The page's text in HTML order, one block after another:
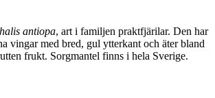
antiopa, art i familjen praktfjärilar. Den har
vingar med bred, gul ytterkant och äter bland
frukt. Sorgmantel finns i hela Sverige.